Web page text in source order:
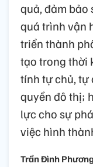
quả, đảm bảo
quá trình vận
triển thành
tạo trong thời
tính tự chủ, tự
quyền đô thị;
lực cho sự
việc hình
Trần Đình Phương